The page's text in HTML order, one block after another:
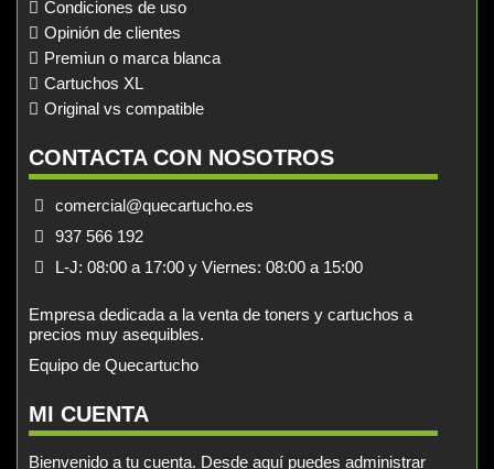
Condiciones de uso
Opinión de clientes
Premiun o marca blanca
Cartuchos XL
Original vs compatible
CONTACTA CON NOSOTROS
comercial@quecartucho.es
937 566 192
L-J: 08:00 a 17:00 y Viernes: 08:00 a 15:00
Empresa dedicada a la venta de toners y cartuchos a
precios muy asequibles.
Equipo de Quecartucho
MI CUENTA
Bienvenido a tu cuenta. Desde aquí puedes administrar